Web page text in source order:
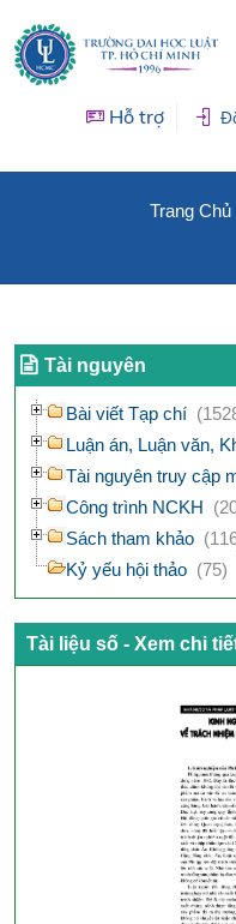
Hỗ trợ
Trang Chủ
Tài nguyên
Bài viết Tạp chí
Luận án, Luận văn,
Tài nguyên truy cập
Công trình NCKH
Sách tham khảo
Kỷ yếu hội thảo (75)
Tài liệu số - Xem chi